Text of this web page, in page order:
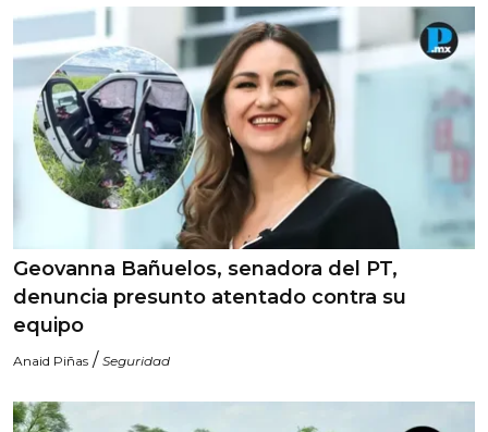
Geovanna Bañuelos, senadora del PT,
denuncia presunto atentado contra su
equipo
Anaid Piñas / Seguridad